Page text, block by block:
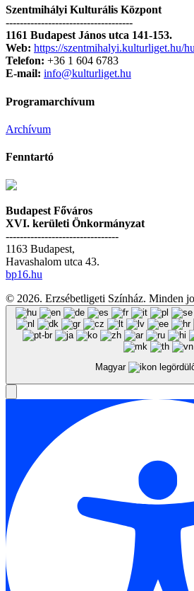
Szentmihályi Kulturális Központ
------------------------------------
1161 Budapest János utca 141-153.
Web: https://szentmihalyi.kulturliget.hu/
Telefon: +36 1 604 6783
E-mail: info@kulturliget.hu
Programarchívum
Archívum
Fenntartó
Budapest Főváros
XVI. kerületi Önkormányzat
--------------------------------
1163 Budapest,
Havashalom utca 43.
bp16.hu
© 2026. Erzsébetligeti Színház. Minden
Magyar